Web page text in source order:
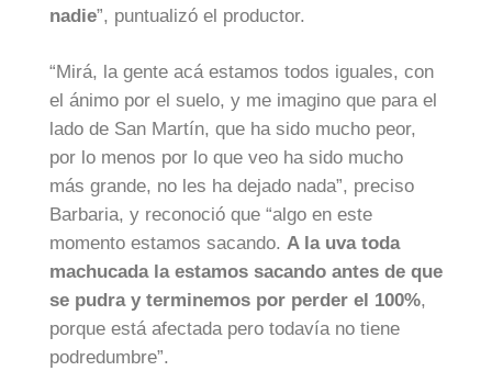
nadie”, puntualizó el productor.
“Mirá, la gente acá estamos todos iguales, con
el ánimo por el suelo, y me imagino que para el
lado de San Martín, que ha sido mucho peor,
por lo menos por lo que veo ha sido mucho
más grande, no les ha dejado nada”, preciso
Barbaria, y reconoció que “algo en este
momento estamos sacando. A la uva toda
machucada la estamos sacando antes de que
se pudra y terminemos por perder el 100%,
porque está afectada pero todavía no tiene
podredumbre”.